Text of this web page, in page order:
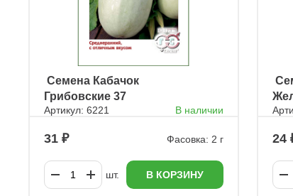
ㅤ Семена Кабачок
Грибовские 37
Артикул: 6221 В наличии
31 Фасовка: 2 г
шт. В КОРЗИНУ
ㅤ
24